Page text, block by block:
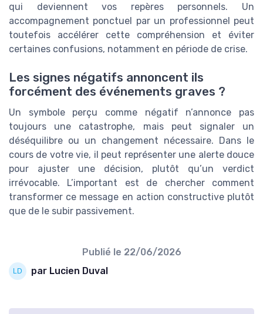
qui deviennent vos repères personnels. Un
accompagnement ponctuel par un professionnel peut
toutefois accélérer cette compréhension et éviter
certaines confusions, notamment en période de crise.
Les signes négatifs annoncent ils
forcément des événements graves ?
Un symbole perçu comme négatif n’annonce pas
toujours une catastrophe, mais peut signaler un
déséquilibre ou un changement nécessaire. Dans le
cours de votre vie, il peut représenter une alerte douce
pour ajuster une décision, plutôt qu’un verdict
irrévocable. L’important est de chercher comment
transformer ce message en action constructive plutôt
que de le subir passivement.
Publié le 22/06/2026
par Lucien Duval